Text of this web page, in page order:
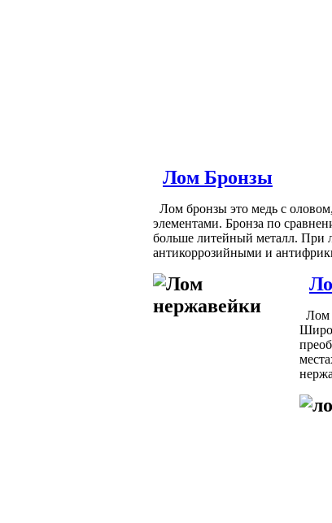
Лом Бронзы
Лом бронзы это медь с
элементами. Бронза по
больше литейный металл. При
антикоррозийными и
Лом